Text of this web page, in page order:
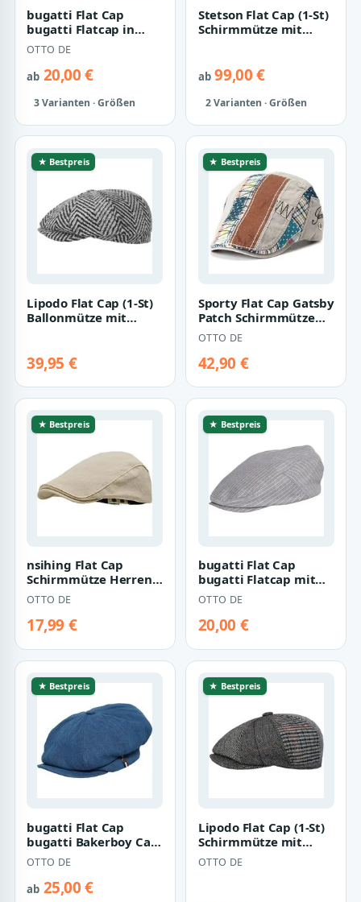
bugatti Flat Cap
bugatti Flatcap in
Color Block Design
OTTO DE
ab20,00 €
3 Varianten · Größen
Stetson Flat Cap (1-St)
Schirmmütze mit
ab99,00 €
2 Varianten · Größen
★ Bestpreis
Lipodo Flat Cap (1-St)
Ballonmütze mit
39,95 €
★ Bestpreis
Sporty Flat Cap Gatsby
Patch Schirmmütze
mit Schirm
Schiebermütze
OTTO DE
42,90 €
★ Bestpreis
nsihing Flat Cap
Schirmmütze Herren
Baumwolle Barett Cap
Stil Schiebek…
OTTO DE
17,99 €
★ Bestpreis
bugatti Flat Cap
bugatti Flatcap mit
Nadelstreifen-Design
OTTO DE
20,00 €
★ Bestpreis
bugatti Flat Cap
bugatti Bakerboy Cap
im Denim-Look
OTTO DE
ab25,00 €
★ Bestpreis
Lipodo Flat Cap (1-St)
Schirmmütze mit
Schirm
OTTO DE